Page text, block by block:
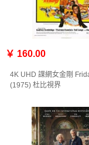
￥ 160.00
4K UHD 諜網女金剛
(1975) 杜比視界